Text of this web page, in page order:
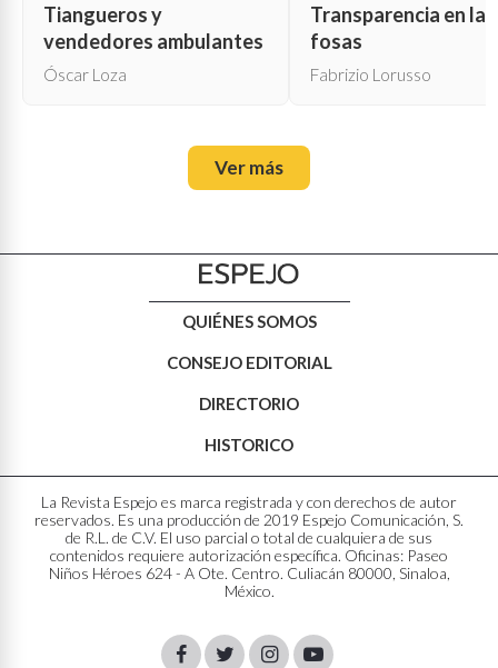
Tiangueros y
vendedores ambulantes
Óscar Loza
Transparencia en las
fosas
Fabrizio Lorusso
Ver más
QUIÉNES SOMOS
CONSEJO EDITORIAL
DIRECTORIO
HISTORICO
La Revista Espejo es marca registrada y con derechos de autor
reservados. Es una producción de 2019 Espejo Comunicación, S.
de R.L. de C.V. El uso parcial o total de cualquiera de sus
contenidos requiere autorización específica. Oficinas: Paseo
Niños Héroes 624 - A Ote. Centro. Culiacán 80000, Sinaloa,
México.
FacebookTwitterInstagram
Youtube